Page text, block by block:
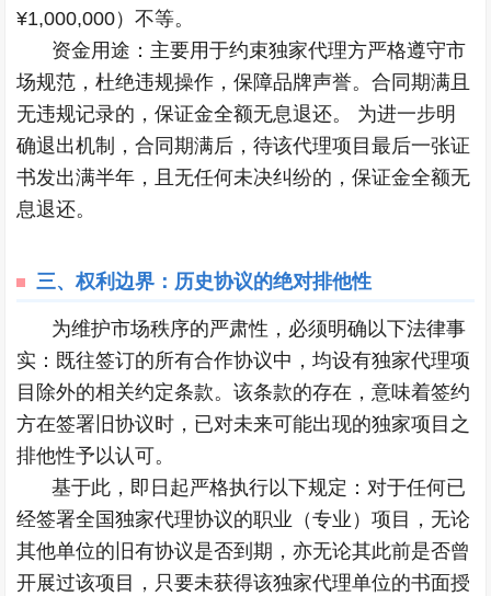
¥1,000,000）不等。
资金用途：主要用于约束独家代理方严格遵守市
场规范，杜绝违规操作，保障品牌声誉。合同期满且
无违规记录的，保证金全额无息退还。 为进一步明
确退出机制，合同期满后，待该代理项目最后一张证
书发出满半年，且无任何未决纠纷的，保证金全额无
息退还。
三、权利边界：历史协议的绝对排他性
为维护市场秩序的严肃性，必须明确以下法律事
实：既往签订的所有合作协议中，均设有独家代理项
目除外的相关约定条款。该条款的存在，意味着签约
方在签署旧协议时，已对未来可能出现的独家项目之
排他性予以认可。
基于此，即日起严格执行以下规定：对于任何已
经签署全国独家代理协议的职业（专业）项目，无论
其他单位的旧有协议是否到期，亦无论其此前是否曾
开展过该项目，只要未获得该独家代理单位的书面授